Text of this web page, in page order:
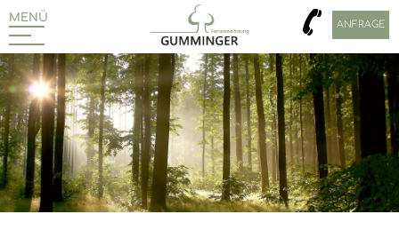
MENÜ
ANFRAGE